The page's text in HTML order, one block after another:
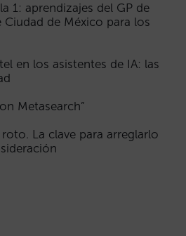
1: aprendizajes del GP de
Ciudad de México para los
en los asistentes de IA: las
Metasearch”
La clave para arreglarlo